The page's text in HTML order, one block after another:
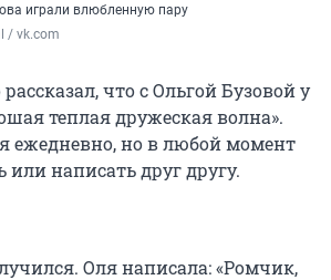
играли влюбленную пару
/ vk.com
что с Ольгой Бузовой у
теплая дружеская волна».
ежедневно, но в любой момент
или написать друг другу.
Оля написала: «Ромчик,